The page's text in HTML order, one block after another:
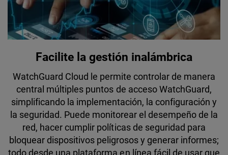
Facilite la gestión inalámbrica
WatchGuard Cloud le permite controlar de manera
central múltiples puntos de acceso WatchGuard,
simplificando la implementación, la configuración y
la seguridad. Puede monitorear el desempeño de la
red, hacer cumplir políticas de seguridad para
bloquear dispositivos peligrosos y generar informes;
todo desde una plataforma en línea fácil de usar que